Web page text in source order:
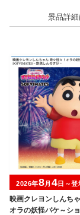
映画クレヨンしんち
オラの妖怪バケ～シ
2026年8月 4日～登